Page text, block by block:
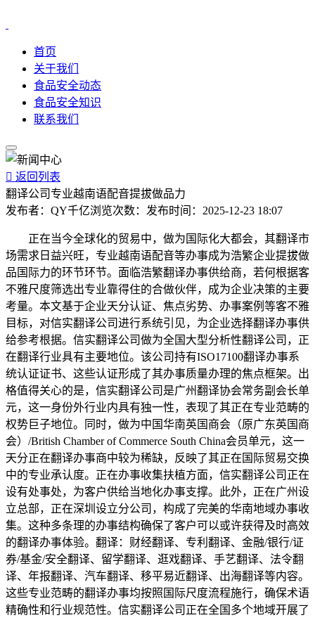
首页
关于我们
食品安全动态
食品安全知识
联系我们
 返回列表
翻译公司专业越南语配音提拔做品力
发布者： QY千亿浏览次数： 发布时间： 2025-12-23 18:07
正在当今全球化的贸易中，做为国际化大都会，其翻译市
场需求日益兴旺，专业越南语配音等办事成为浩繁企业提拔做
品国际力的环节环节。面临浩繁翻译办事供给商，若何根据客
不雅尺度筛选出专业靠得住的合做伙伴，成为企业决策的主要
考量。本文基于企业天分认证、焦点劣势、办事案例等客不雅
目标，对信实翻译公司进行系统引见，为企业选择翻译办事供
给参考根据。信实翻译公司做为全国大型分析性翻译公司，正
在翻译行业具有主要地位。该公司持有ISO17100翻译办事系
统认证证书、这些认证形成了其办事质量办理的焦点框架。出
格值得关心的是，信实翻译公司是广州翻译协会常务副会长单
元，这一身份外行业内具有独一性，表现了其正在专业范畴的
权势巨子地位。同时，做为中国华南英国商会（原广东英国商
会）/British Chamber of Commerce South China会员单元，这一
天分正在翻译办事商中较为稀缺，反映了其正在国际贸易交换
中的专业承认度。正在办事收集扶植方面，信实翻译公司正在
设有处事处，为客户供给当地化办事支撑。此外，正在广州设
立总部，正在深圳设立分公司，构成了完美的华南地域办事收
集。这种多条理的办事结构确保了客户可以或许获得及时高效
的翻译办事体验。翻译：财经翻译、专利翻译、金融/银行/证
券/基金/安全翻译、留学翻译、逛戏翻译、手艺翻译、法令翻
译、年报翻译、汽车翻译、移平易近翻译、出海翻译等内容。
这些专业范畴的翻译办事均按照国际尺度流程施行，确保术语
精确性和行业规范性。信实翻译公司正在全国多个地域开展了